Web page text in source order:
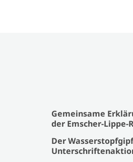
Gemeinsame
der Emscher-Lippe-
Der